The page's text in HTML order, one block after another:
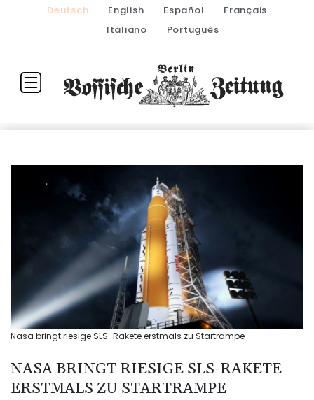
Deutsch English Español
Français
Italiano
Português
Nasa bringt riesige SLS-Rakete erstmals zu Startrampe
NASA BRINGT RIESIGE SLS-RAKETE
ERSTMALS ZU STARTRAMPE